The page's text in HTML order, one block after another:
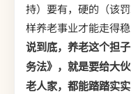
持）要有，硬的（该
样养老事业才能走得稳
说到底，养老这个担
务法》，就是要给大
老人家，都能踏踏实